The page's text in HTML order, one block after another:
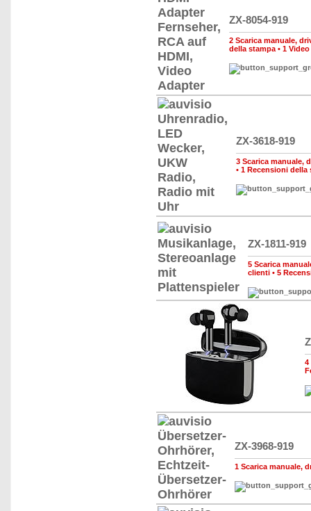
ZX-8054-919
2 Scarica manuale,
della stampa • 1
ZX-3618-919
3 Scarica manuale,
• 1 Recensioni della
ZX-1811-919
5 Scarica
clienti • 5
4
ZX-3968-919
1 Scarica manuale,